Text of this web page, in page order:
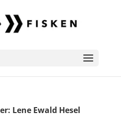
Lene Ewald Hesel